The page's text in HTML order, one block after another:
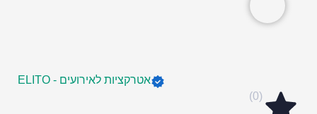
אטרקציות לאירועים - ELITO
(0)